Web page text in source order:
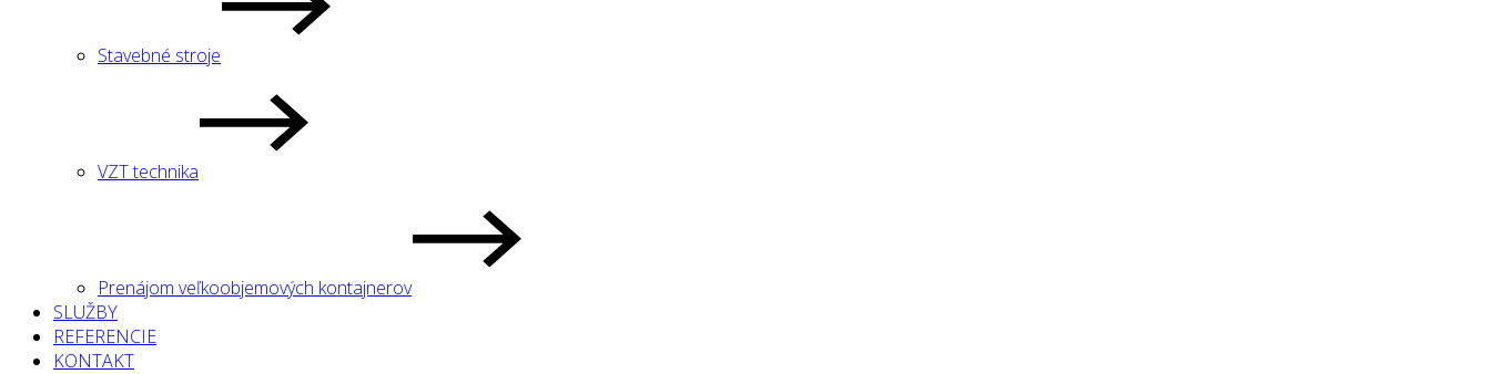
Stavebné stroje
VZT technika
Prenájom veľkoobjemových kontajnerov
SLUŽBY
REFERENCIE
KONTAKT